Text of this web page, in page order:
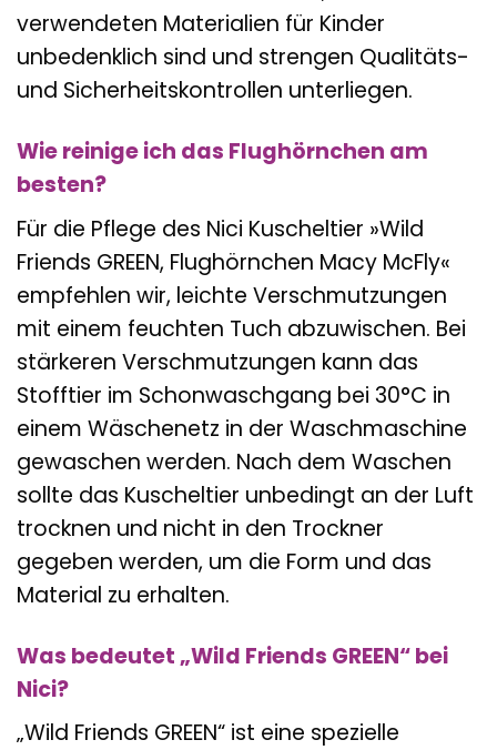
verwendeten Materialien für Kinder
unbedenklich sind und strengen Qualitäts-
und Sicherheitskontrollen unterliegen.
Wie reinige ich das Flughörnchen am
besten?
Für die Pflege des Nici Kuscheltier »Wild
Friends GREEN, Flughörnchen Macy McFly«
empfehlen wir, leichte Verschmutzungen
mit einem feuchten Tuch abzuwischen. Bei
stärkeren Verschmutzungen kann das
Stofftier im Schonwaschgang bei 30°C in
einem Wäschenetz in der Waschmaschine
gewaschen werden. Nach dem Waschen
sollte das Kuscheltier unbedingt an der Luft
trocknen und nicht in den Trockner
gegeben werden, um die Form und das
Material zu erhalten.
Was bedeutet „Wild Friends GREEN“ bei
Nici?
„Wild Friends GREEN“ ist eine spezielle